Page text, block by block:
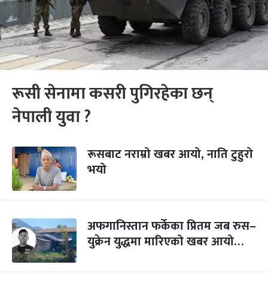
रूसी सेनामा कसरी पुगिरहेका छन्
नेपाली युवा ?
रूसबाट नराम्रो खबर आयो, नाति टुहुरो
भयो
अफगानिस्तान फर्केका प्रितम जब रुस–
युक्रेन युद्धमा मारिएको खबर आयो…